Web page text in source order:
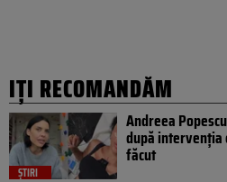
IȚI RECOMANDĂM
ȘTIRI
Andreea
după intervenția
făcut